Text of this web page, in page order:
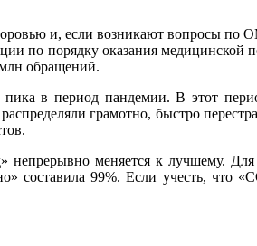
и, если возникают
по порядку оказания
обращений.
пика в период пандемии. В этот
грамотно, быстро
меняется к лучшему. Для
составила 99%. Если учесть,